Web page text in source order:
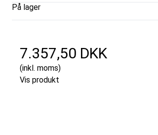
På lager
7.357,50 DKK
(inkl. moms)
Vis produkt